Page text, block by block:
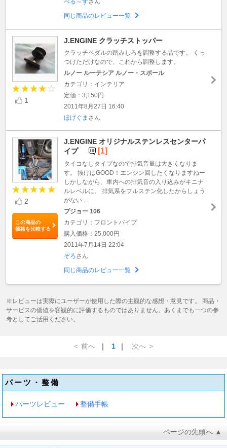
同じ商品のレビュー一覧
1
J.ENGINE クラッチストッパー
クラッチペダルの踏みしろを調整する品です。 くっ
つけただけなので、これから調整します。
ルノー ルーテシア ルノー・スポール
カテゴリ：インテリア
定価：3,150円
2011年8月27日 16:40
ほげぐま さん
2
この商品の
価格を比較する
J.ENGINE オリジナルステンレスセンターパ
イプ
[1]
タイコなしタイプなので排気音量は大きくなりま
す。 抜けはGOOD！エンジン回したくなりますねー
しかしながら、車内への排気音の入り込みがキニナ
ルレベルに。 排気系をフルステン化したからしょう
がない ...
プジョー 106
カテゴリ：フロントパイプ
購入価格：25,000円
2011年7月14日 22:04
ぞろさん
同じ商品のレビュー一覧
※レビューは実際にユーザーが使用した際の主観的な感想・意見です。 商品・
サービスの価値を客観的に評価するものではありません。あくまでも一つの参
考としてご活用ください。
< 前へ ｜ 1 ｜ 次へ >
パーツ・整備
パーツレビュー 整備手帳
ページの先頭へ ▲